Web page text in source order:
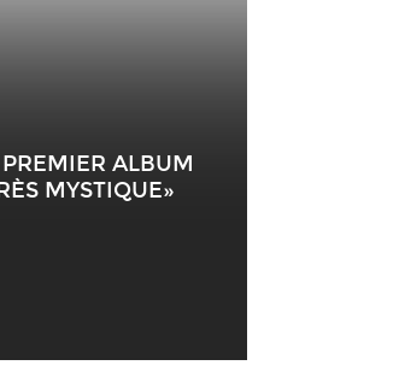
ALBUM
MYSTIQUE»